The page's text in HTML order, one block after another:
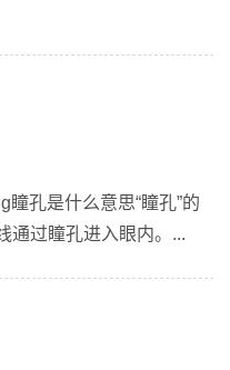
瞳孔是什么意思“瞳孔”的
通过瞳孔进入眼内。...